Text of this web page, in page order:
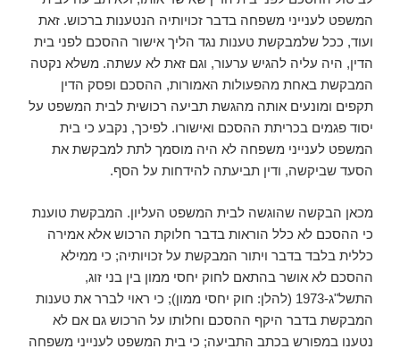
המשפט לענייני משפחה בדבר זכויותיה הנטענות ברכוש. זאת
ועוד, ככל שלמבקשת טענות נגד הליך אישור ההסכם לפני בית
הדין, היה עליה להגיש ערעור, וגם זאת לא עשתה. משלא נקטה
המבקשת באחת מהפעולות האמורות, ההסכם ופסק הדין
תקפים ומונעים אותה מהגשת תביעה רכושית לבית המשפט על
יסוד פגמים בכריתת ההסכם ואישורו. לפיכך, נקבע כי בית
המשפט לענייני משפחה לא היה מוסמך לתת למבקשת את
הסעד שביקשה, ודין תביעתה להידחות על הסף.
מכאן הבקשה שהוגשה לבית המשפט העליון. המבקשת טוענת
כי ההסכם לא כלל הוראות בדבר חלוקת הרכוש אלא אמירה
כללית בלבד בדבר ויתור המבקשת על זכויותיה; כי ממילא
ההסכם לא אושר בהתאם לחוק יחסי ממון בין בני זוג,
התשל"ג-1973 (להלן: חוק יחסי ממון); כי ראוי לברר את טענות
המבקשת בדבר היקף ההסכם וחלותו על הרכוש גם אם לא
נטענו במפורש בכתב התביעה; כי בית המשפט לענייני משפחה